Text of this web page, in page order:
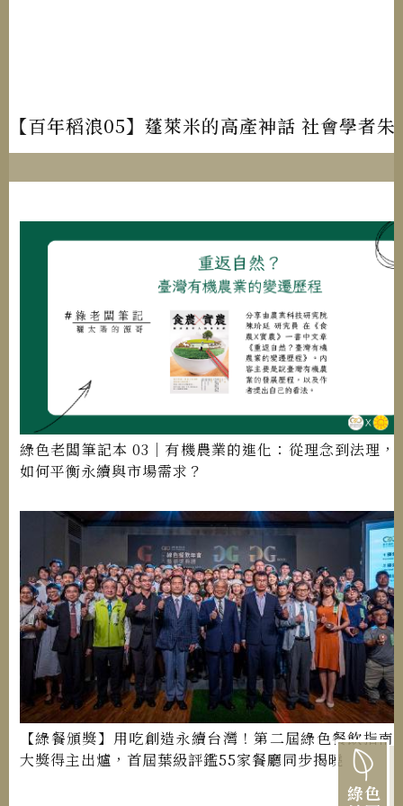
綠色
【百年稻浪05】蓬萊米的高產神話 社會學者
綠色老闆筆記本 03｜有機農業的進化：從理念到法理，
如何平衡永續與市場需求？
【綠餐頒獎】用吃創造永續台灣！第二屆綠色餐飲指南
大獎得主出爐，首屆葉級評鑑55家餐廳同步揭曉